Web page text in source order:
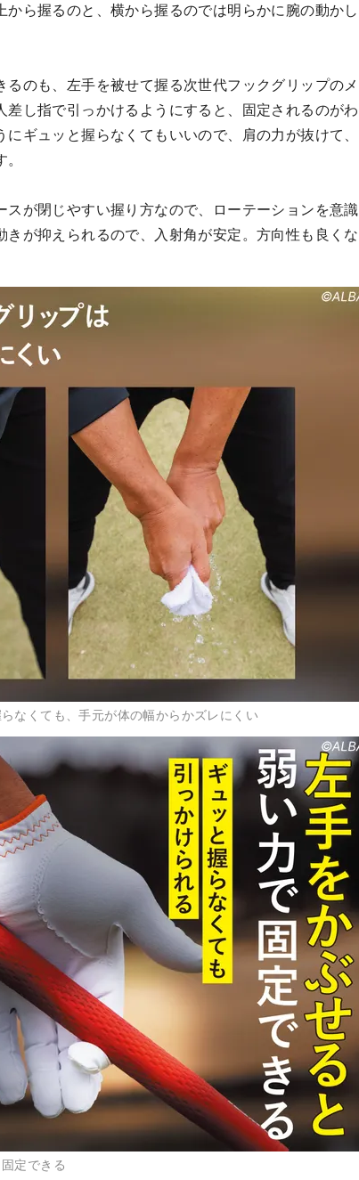
ら握るのと、横から握るのでは明らかに腕の動かし
のも、左手を被せて握る次世代フックグリップのメ
し指で引っかけるようにすると、固定されるのがわ
ギュッと握らなくてもいいので、肩の力が抜けて、
が閉じやすい握り方なので、ローテーションを意識
が抑えられるので、入射角が安定。方向性も良くな
なくても、手元が体の幅からかズレにくい
定できる